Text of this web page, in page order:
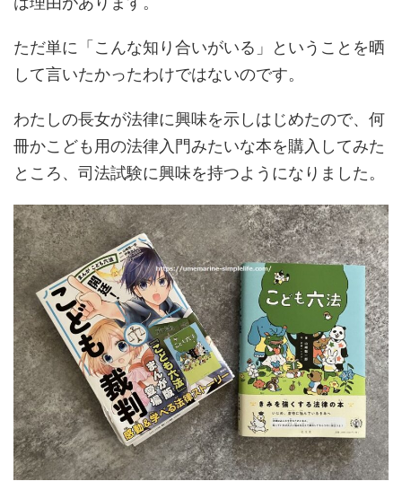
ただ単に「こんな知り合いがいる」ということを晒
して言いたかったわけではないのです。
わたしの長女が法律に興味を示しはじめたので、何
冊かこども用の法律入門みたいな本を購入してみた
ところ、司法試験に興味を持つようになりました。